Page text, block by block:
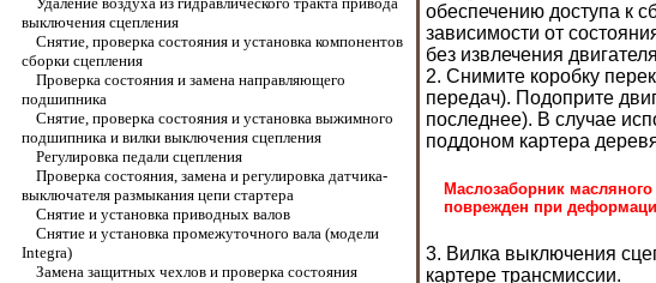
выключения сцепления
Снятие, проверка состояния и установка компонентов
сборки сцепления
Проверка состояния и замена направляющего
подшипника
Снятие, проверка состояния и установка выжимного
подшипника и вилки выключения сцепления
Регулировка педали сцепления
Проверка состояния, замена и регулировка датчика-
выключателя размыкания цепи стартера
Снятие и установка приводных валов
Снятие и установка промежуточного вала (модели
Integra)
Замена защитных чехлов и проверка состояния
обеспечению доступа к
зависимости от
без извлечения
2. Снимите коробку
передач). Подоприте
последнее). В случае
поддоном картера
Маслозаборник
поврежден при
3. Вилка выключения
картере трансмиссии.